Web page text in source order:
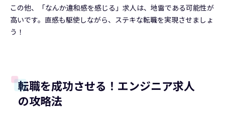
この他、「なんか違和感を感じる」求人は、地雷である可能性が
高いです。直感も駆使しながら、ステキな転職を実現させましょ
う！
転職を成功させる！エンジニア求人
の攻略法